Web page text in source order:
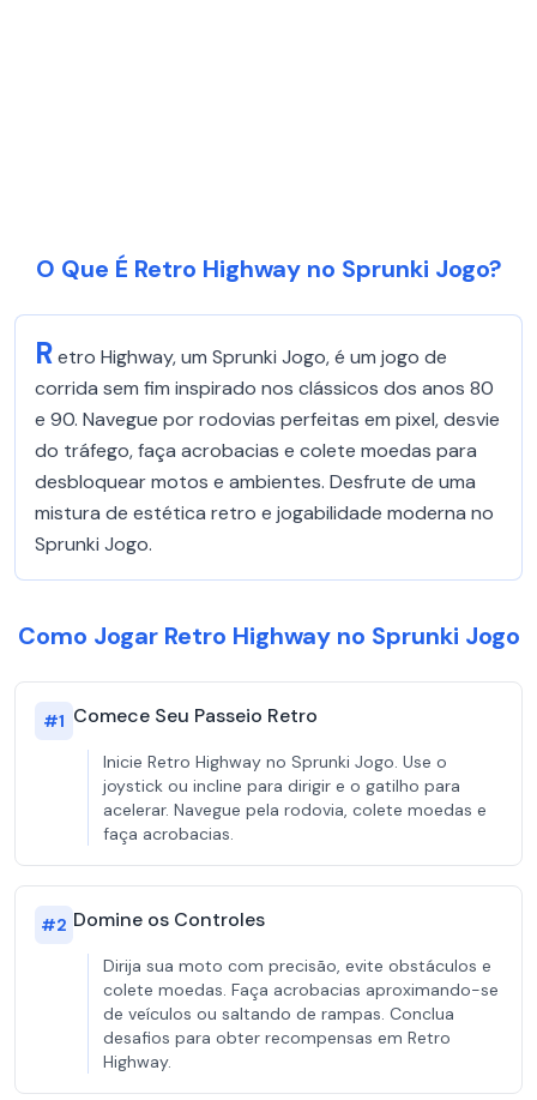
O Que É Retro Highway no Sprunki Jogo?
Retro Highway, um Sprunki Jogo, é um jogo de
corrida sem fim inspirado nos clássicos dos anos 80
e 90. Navegue por rodovias perfeitas em pixel, desvie
do tráfego, faça acrobacias e colete moedas para
desbloquear motos e ambientes. Desfrute de uma
mistura de estética retro e jogabilidade moderna no
Sprunki Jogo.
Como Jogar Retro Highway no Sprunki Jogo
#1 Comece Seu Passeio Retro
Inicie Retro Highway no Sprunki Jogo. Use o
joystick ou incline para dirigir e o gatilho para
acelerar. Navegue pela rodovia, colete moedas e
faça acrobacias.
#2 Domine os Controles
Dirija sua moto com precisão, evite obstáculos e
colete moedas. Faça acrobacias aproximando-se
de veículos ou saltando de rampas. Conclua
desafios para obter recompensas em Retro
Highway.